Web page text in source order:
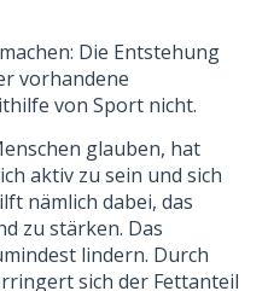
Die Entstehung
vorhandene
von Sport nicht.
glauben, hat
aktiv zu sein und sich
nämlich dabei, das
zu stärken. Das
lindern. Durch
sich der Fettanteil